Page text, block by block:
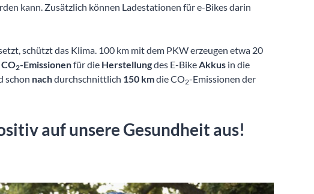
kann. Zusätzlich können Ladestationen für e-Bikes darin
schützt das Klima. 100 km mit dem PKW erzeugen etwa 20
2-Emissionenfür die Herstellungdes E-BikeAkkus in die
schon nachdurchschnittlich 150 kmdie CO2-Emissionen der
auf unsere Gesundheit aus!